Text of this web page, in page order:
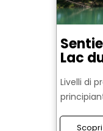
Lac
Livelli di
Scopri